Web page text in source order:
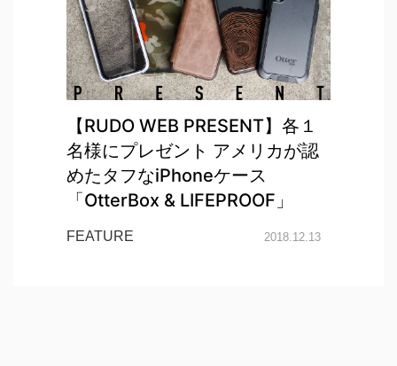
【RUDO WEB PRESENT】各１
名様にプレゼント アメリカが認
めたタフなiPhoneケース
「OtterBox & LIFEPROOF」
FEATURE 2018.12.13